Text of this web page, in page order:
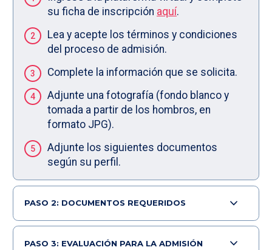
su ficha de inscripción aquí.
Lea y acepte los términos y condiciones
del proceso de admisión.
Complete la información que se solicita.
Adjunte una fotografía (fondo blanco y
tomada a partir de los hombros, en
formato JPG).
Adjunte los siguientes documentos
según su perfil.
PASO 2: DOCUMENTOS REQUERIDOS
PASO 3: EVALUACIÓN PARA LA ADMISIÓN